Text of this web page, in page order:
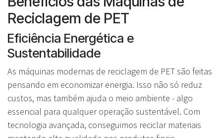
Reciclagem de PET
Eficiência Energética e
Sustentabilidade
As máquinas modernas de reciclagem de PET são feitas
pensando em economizar energia. Isso não só reduz
custos, mas também ajuda o meio ambiente - algo
essencial para qualquer operação sustentável. Com
tecnologia avançada, conseguimos reciclar materiais